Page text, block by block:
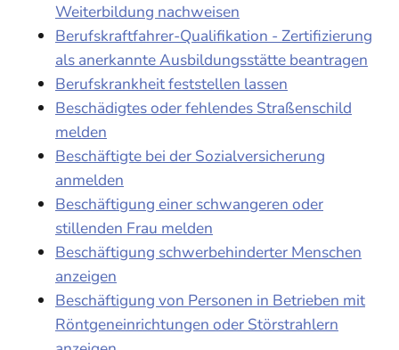
Weiterbildung nachweisen
Berufskraftfahrer-Qualifikation - Zertifizierung
als anerkannte Ausbildungsstätte beantragen
Berufskrankheit feststellen lassen
Beschädigtes oder fehlendes Straßenschild
melden
Beschäftigte bei der Sozialversicherung
anmelden
Beschäftigung einer schwangeren oder
stillenden Frau melden
Beschäftigung schwerbehinderter Menschen
anzeigen
Beschäftigung von Personen in Betrieben mit
Röntgeneinrichtungen oder Störstrahlern